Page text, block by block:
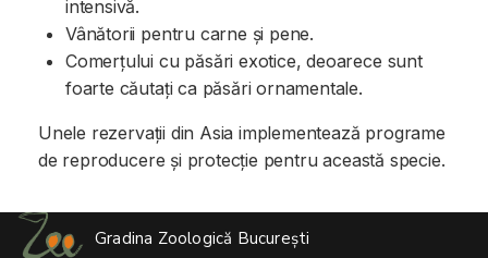
intensivă.
Vânătorii pentru carne și pene.
Comerțului cu păsări exotice, deoarece sunt
foarte căutați ca păsări ornamentale.
Unele rezervații din Asia implementează programe
de reproducere și protecție pentru această specie.
Gradina Zoologică București